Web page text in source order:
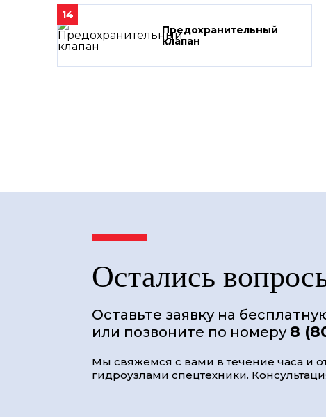
14
Предохранительный
клапан
Остались
Оставьте заявку на
или позвоните по номеру 8
Мы свяжемся с вами в течение часа и
гидроузлами спецтехники.